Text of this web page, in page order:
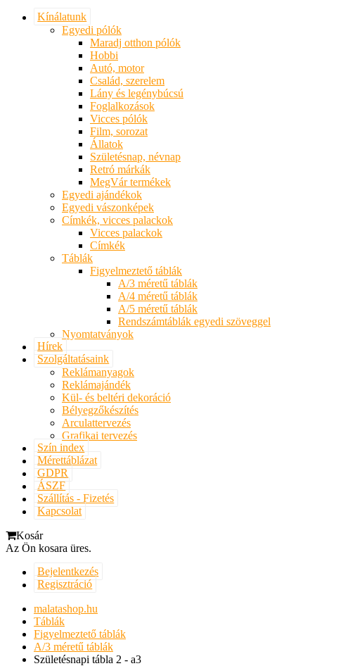
Kínálatunk
Egyedi pólók
Maradj otthon pólók
Hobbi
Autó, motor
Család, szerelem
Lány és legénybúcsú
Foglalkozások
Vicces pólók
Film, sorozat
Állatok
Születésnap, névnap
Retró márkák
MegVár termékek
Egyedi ajándékok
Egyedi vászonképek
Címkék, vicces palackok
Vicces palackok
Címkék
Táblák
Figyelmeztető táblák
A/3 méretű táblák
A/4 méretű táblák
A/5 méretű táblák
Rendszámtáblák egyedi szöveggel
Nyomtatványok
Hírek
Szolgáltatásaink
Reklámanyagok
Reklámajándék
Kül- és beltéri dekoráció
Bélyegzőkészítés
Arculattervezés
Grafikai tervezés
Szín index
Mérettáblázat
GDPR
ÁSZF
Szállítás - Fizetés
Kapcsolat
Kosár
Az Ön kosara üres.
Bejelentkezés
Regisztráció
malatashop.hu
Táblák
Figyelmeztető táblák
A/3 méretű táblák
Születésnapi tábla 2 - a3